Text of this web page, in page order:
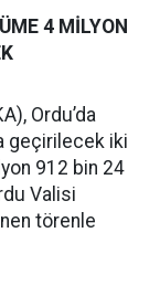
4 MİLYON
Ordu’da
geçirilecek iki
912 bin 24
Valisi
törenle